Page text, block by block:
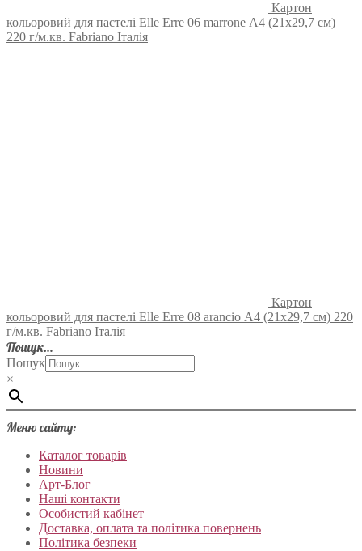
Картон
кольоровий для пастелі Elle Erre 06 marrone А4 (21х29,7 см)
220 г/м.кв. Fabriano Італія
Картон
кольоровий для пастелі Elle Erre 08 arancio А4 (21х29,7 см) 220
г/м.кв. Fabriano Італія
Пошук…
Пошук
×
Меню сайту:
Каталог товарів
Новини
Арт-Блог
Наші контакти
Особистий кабінет
Доставка, оплата та політика повернень
Політика безпеки